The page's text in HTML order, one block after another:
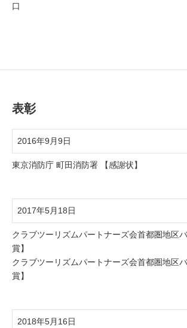
口
表彰
2016年9月9日
東京消防庁 町田消防署 【感謝状】
2017年5月18日
クラブツーリズムパートナーズ会首都圏地区
賞】
クラブツーリズムパートナーズ会首都圏地区
賞】
2018年5月16日